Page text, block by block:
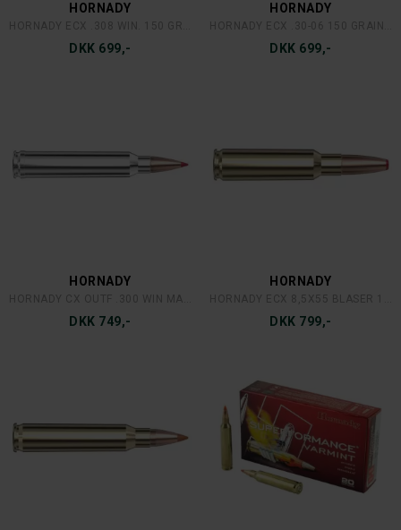
HORNADY
DKK 699,-
HORNADY
DKK 699,-
HORNADY
DKK 749,-
HORNADY
DKK 799,-